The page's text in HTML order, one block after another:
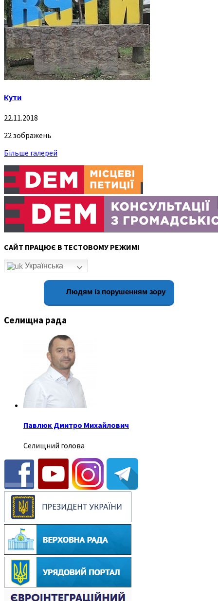
Кути
22.11.2018
22 зображень
Більше галерей
САЙТ ПРАЦЮЄ В ТЕСТОВОМУ РЕЖИМІ
Українська
Людям із порушенням зору
Селищна рада
Павлюк Дмитро Михайлович
Селищний голова